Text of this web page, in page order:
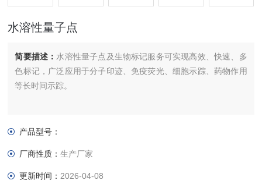
水溶性量子点
简要描述： 水溶性量子点及生物标记服务可实现高效、快速、多
色标记，广泛应用于分子印迹、免疫荧光、细胞示踪、药物作用
等长时间示踪。
产品型号：
厂商性质：生产厂家
更新时间： 2026-04-08